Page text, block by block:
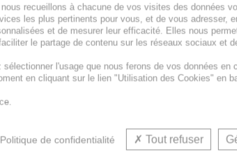
de 30€
Collines de Provence au flacon
recueillons à chacune de vos visites des données
les plus pertinents pour vous, et de vous adresser,
et de mesurer leur efficacité. Elles nous
le partage de contenu sur les réseaux sociaux et
l'usage que nous ferons de vos données
en cliquant sur le lien "Utilisation des Cookies" en
Politique de confidentialité Tout refuser